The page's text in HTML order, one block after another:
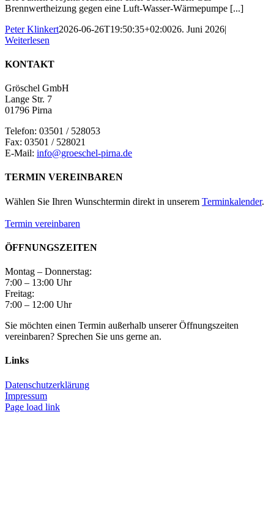
Brennwertheizung gegen eine Luft-Wasser-Wärmepumpe [...]
Peter Klinkert2026-06-26T19:50:35+02:0026. Juni 2026|
Weiterlesen
KONTAKT
Gröschel GmbH
Lange Str. 7
01796 Pirna
Telefon: 03501 / 528053
Fax: 03501 / 528021
E-Mail: info@groeschel-pirna.de
TERMIN VEREINBAREN
Wählen Sie Ihren Wunschtermin direkt in unserem Terminkalender.
Termin vereinbaren
ÖFFNUNGSZEITEN
Montag – Donnerstag:
7:00 – 13:00 Uhr
Freitag:
7:00 – 12:00 Uhr
Sie möchten einen Termin außerhalb unserer Öffnungszeiten
vereinbaren? Sprechen Sie uns gerne an.
Links
Datenschutzerklärung
Impressum
Page load link